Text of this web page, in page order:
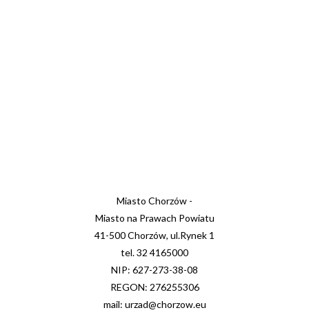
Miasto Chorzów -
Miasto na Prawach Powiatu
41-500 Chorzów, ul.Rynek 1
tel. 32 4165000
NIP: 627-273-38-08
REGON: 276255306
mail: urzad@chorzow.eu